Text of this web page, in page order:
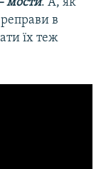
в
їх теж